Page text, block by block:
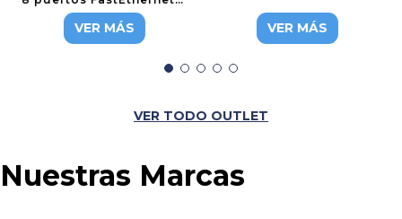
carcaza plastica
VER MÁS VER MÁS
VER TODO OUTLET
Nuestras Marcas